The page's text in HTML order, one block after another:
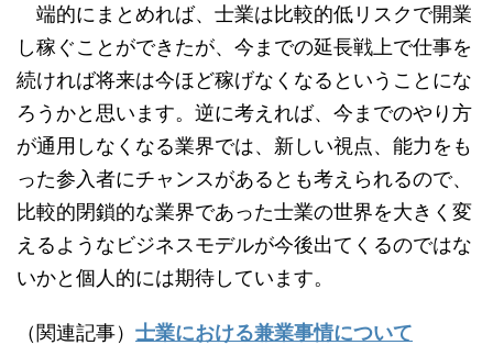
端的にまとめれば、士業は比較的低リスクで開業
し稼ぐことができたが、今までの延長戦上で仕事を
続ければ将来は今ほど稼げなくなるということにな
ろうかと思います。逆に考えれば、今までのやり方
が通用しなくなる業界では、新しい視点、能力をも
った参入者にチャンスがあるとも考えられるので、
比較的閉鎖的な業界であった士業の世界を大きく変
えるようなビジネスモデルが今後出てくるのではな
いかと個人的には期待しています。
（関連記事） 士業における兼業事情について